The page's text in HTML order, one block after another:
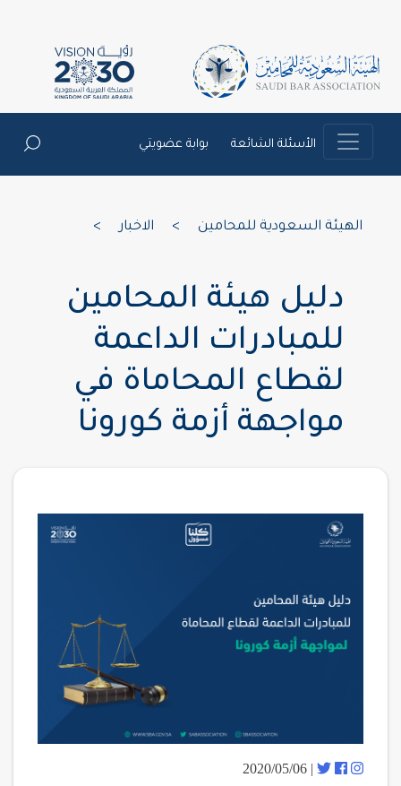
الأسئلة الشائعة بوابة عضويتي
الهيئة السعودية للمحامين الاخبار
دليل هيئة المحامين
للمبادرات الداعمة
لقطاع المحاماة في
مواجهة أزمة كورونا
| 2020/05/06